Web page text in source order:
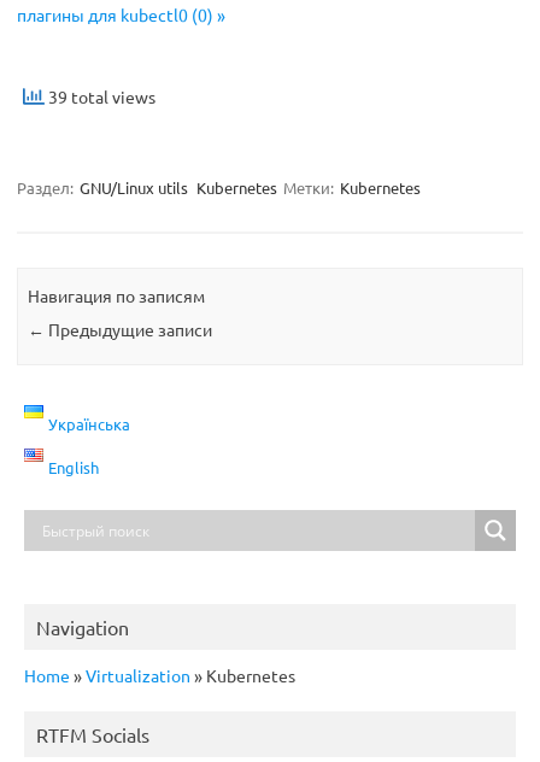
плагины для kubectl0 (0) »
39 total views
Раздел: GNU/Linux utils Kubernetes Метки: Kubernetes
Навигация по записям
← Предыдущие записи
Українська
English
Navigation
Home »Virtualization » Kubernetes
RTFM Socials